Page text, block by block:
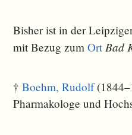
Bisher ist in der
mit Bezug zumOrt Bad
†Boehm, Rudolf
Pharmakologe und